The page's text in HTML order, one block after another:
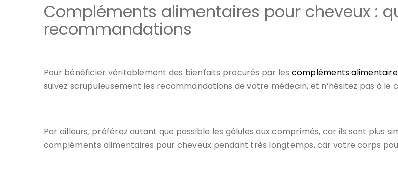
Compléments alimentaires pour cheveux :
recommandations
Pour bénéficier véritablement des bienfaits procurés par les compléments
suivez scrupuleusement les recommandations de votre médecin, et n’hésitez pas à le
Par ailleurs, préférez autant que possible les gélules aux comprimés, car ils sont plus
compléments alimentaires pour cheveux pendant très longtemps, car votre corps